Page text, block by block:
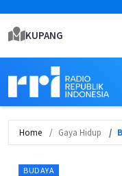
KUPANG
Home Gaya Hidup
BUDAYA